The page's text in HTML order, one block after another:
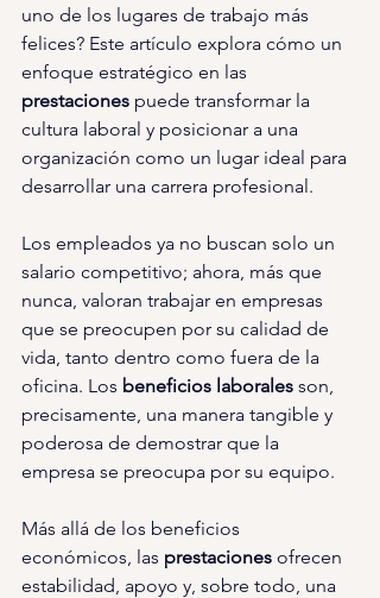
uno de los lugares de trabajo más
felices? Este artículo explora cómo un
enfoque estratégico en las
prestaciones puede transformar la
cultura laboral y posicionar a una
organización como un lugar ideal para
desarrollar una carrera profesional.
Los empleados ya no buscan solo un
salario competitivo; ahora, más que
nunca, valoran trabajar en empresas
que se preocupen por su calidad de
vida, tanto dentro como fuera de la
oficina. Los beneficios laborales son,
precisamente, una manera tangible y
poderosa de demostrar que la
empresa se preocupa por su equipo.
Más allá de los beneficios
económicos, las prestaciones ofrecen
estabilidad, apoyo y, sobre todo, una